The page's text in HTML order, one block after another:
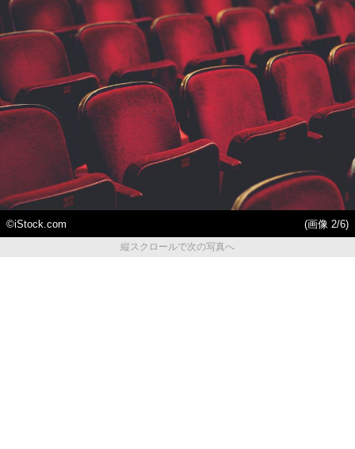
©iStock.com
(画像 2/6)
縦スクロールで次の写真へ